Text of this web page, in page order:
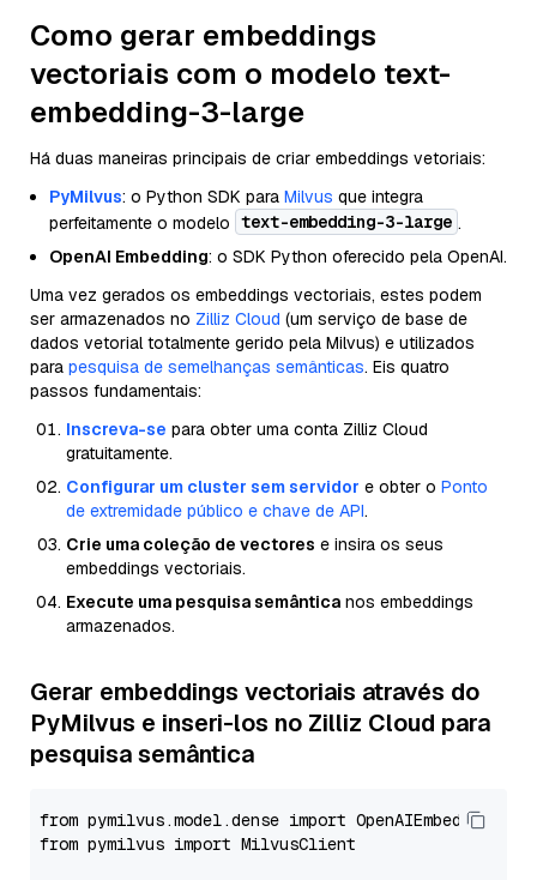
Como gerar embeddings
vectoriais com o modelo text-
embedding-3-large
Há duas maneiras principais de criar embeddings vetoriais:
PyMilvus: o Python SDK para Milvus que integra
perfeitamente o modelo text-embedding-3-large .
OpenAI Embedding: o SDK Python oferecido pela OpenAI.
Uma vez gerados os embeddings vectoriais, estes podem
ser armazenados no Zilliz Cloud (um serviço de base de
dados vetorial totalmente gerido pela Milvus) e utilizados
para pesquisa de semelhanças semânticas. Eis quatro
passos fundamentais:
Inscreva-se para obter uma conta Zilliz Cloud
gratuitamente.
Configurar um cluster sem servidor e obter o Ponto
de extremidade público e chave de API.
Crie uma coleção de vectores e insira os seus
embeddings vectoriais.
Execute uma pesquisa semântica nos embeddings
armazenados.
Gerar embeddings vectoriais através do
PyMilvus e inseri-los no Zilliz Cloud para
pesquisa semântica
from pymilvus.model.dense import
from pymilvus import MilvusClient